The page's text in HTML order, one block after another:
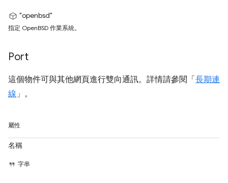
"openbsd"
指定 OpenBSD 作業系統。
Port
這個物件可與其他網頁進行雙向通訊。詳情請參閱「 長期連
線」。
屬性
名稱
字串